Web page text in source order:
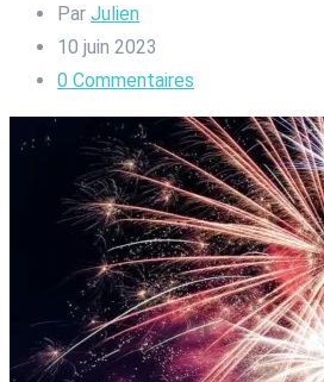
Par Julien
10 juin 2023
0 Commentaires